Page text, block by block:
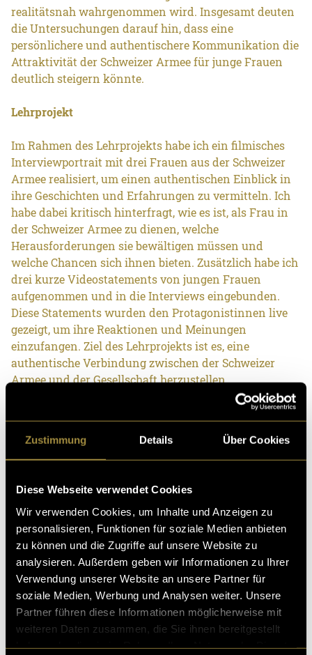
Zustimmung Details Über Cookies
Diese Webseite verwendet Cookies
Wir verwenden Cookies, um Inhalte und Anzeigen zu
personalisieren, Funktionen für soziale Medien anbieten
zu können und die Zugriffe auf unsere Website zu
analysieren. Außerdem geben wir Informationen zu Ihrer
Verwendung unserer Website an unsere Partner für
soziale Medien, Werbung und Analysen weiter. Unsere
Partner führen diese Informationen möglicherweise mit
weiteren Daten zusammen, die Sie ihnen bereitgestellt
realitätsnah wahrgenommen wird. Insgesamt deuten
die Untersuchungen darauf hin, dass eine
persönlichere und authentischere Kommunikation die
Attraktivität der Schweizer Armee für junge Frauen
deutlich steigern könnte.
Lehrprojekt
Im Rahmen des Lehrprojekts habe ich ein filmisches
Interviewportrait mit drei Frauen aus der Schweizer
Armee realisiert, um einen authentischen Einblick in
ihre Geschichten und Erfahrungen zu vermitteln. Ich
habe dabei kritisch hinterfragt, wie es ist, als Frau in
der Schweizer Armee zu dienen, welche
Herausforderungen sie bewältigen müssen und
welche Chancen sich ihnen bieten. Zusätzlich habe ich
drei kurze Videostatements von jungen Frauen
aufgenommen und in die Interviews eingebunden.
Diese Statements wurden den Protagonistinnen live
gezeigt, um ihre Reaktionen und Meinungen
einzufangen. Ziel des Lehrprojekts ist es, eine
authentische Verbindung zwischen der Schweizer
Armee und der Gesellschaft herzustellen.
Übrigens: Das Video ist in Kapitel unterteilt. Somit
nur die Themen, die einen interessieren. 😊